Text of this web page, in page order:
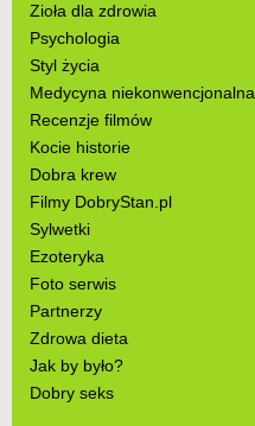
Zioła dla zdrowia
Psychologia
Styl życia
Medycyna niekonwencjonalna
Recenzje filmów
Kocie historie
Dobra krew
Filmy DobryStan.pl
Sylwetki
Ezoteryka
Foto serwis
Partnerzy
Zdrowa dieta
Jak by było?
Dobry seks